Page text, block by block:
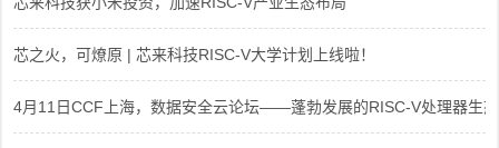
芯之火，可燎原 | 芯来科技RISC-V大学计划上线啦！
4月11日CCF上海，数据安全云论坛——蓬勃发展的RISC-V处理器生态